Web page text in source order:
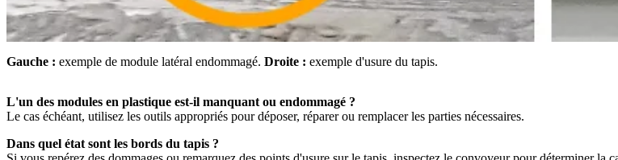
Gauche : exemple de module latéral endommagé. Droite : exemple d'usure du tapis.
L'un des modules en plastique est-il manquant ou endommagé ?
Le cas échéant, utilisez les outils appropriés pour déposer, réparer ou remplacer les parties nécessaires.
Dans quel état sont les bords du tapis ?